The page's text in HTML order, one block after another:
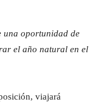
una oportunidad de
el año natural en el
viajará